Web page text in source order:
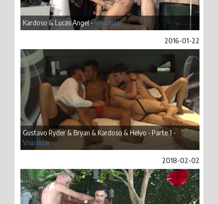
Kardoso & Lucas Angel -Visualizar
2016-01-22
Gustavo Ryder & Bryan & Kardoso & Helyo - Parte 1 -
Visualizar
2018-02-02